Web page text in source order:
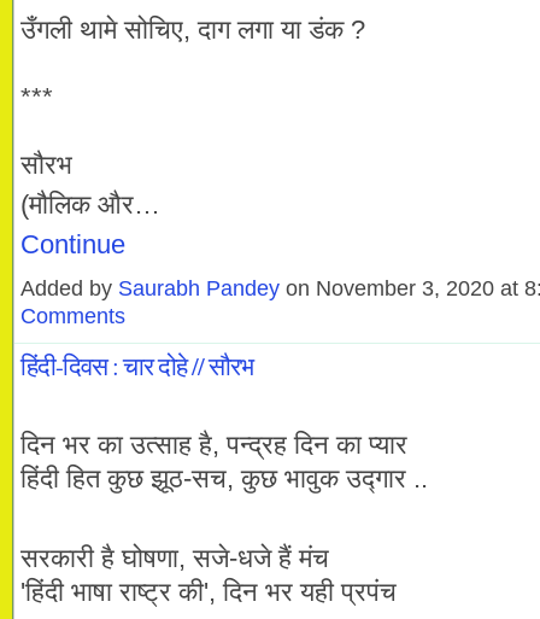
उँगली थामे सोचिए, दाग लगा या डंक ?
***
सौरभ
(मौलिक और…
Continue
Added by Saurabh Pandey on November 3, 2020 at
Comments
हिंदी-दिवस : चार दोहे // सौरभ
दिन भर का उत्साह है, पन्द्रह दिन का प्यार
हिंदी हित कुछ झूठ-सच, कुछ भावुक उद्गार ..
सरकारी है घोषणा, सजे-धजे हैं मंच
'हिंदी भाषा राष्ट्र की', दिन भर यही प्रपंच